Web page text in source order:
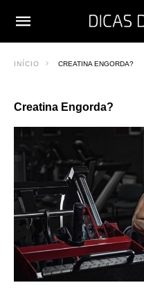
INÍCIO CREATINA ENGORDA?
Creatina Engorda?